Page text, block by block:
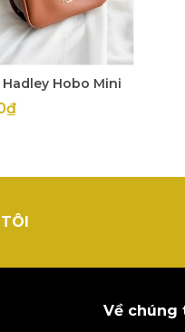
Hobo Mini
Về chúng